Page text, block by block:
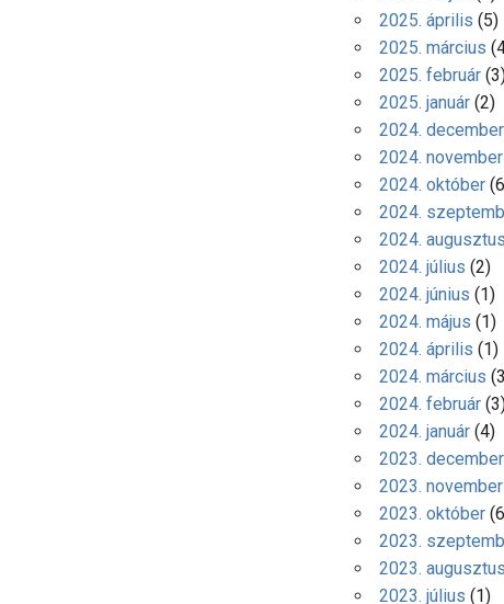
2025. április (5)
2025. március
2025. február
2025. január(2)
2024. december
2024. november
2024. október
2024.
2024. augusztus
2024. július (2)
2024. június (1)
2024. május (1)
2024. április (1)
2024. március
2024. február
2024. január(4)
2023. december
2023. november
2023. október
2023.
2023. augusztus
2023. július (1)